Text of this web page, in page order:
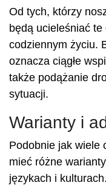
Od tych, którzy
będą ucieleśniać
codziennym życiu.
oznacza ciągłe
także podążanie
sytuacji.
Warianty i
Podobnie jak wiele
mieć różne
językach i